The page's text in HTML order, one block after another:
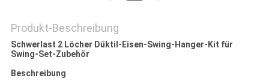
Produkt-Beschreibung
Schwerlast 2 Löcher Düktil-Eisen-Swing-Hanger-Kit für
Swing-Set-Zubehör
Beschreibung